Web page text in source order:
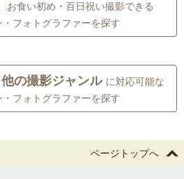
お食い初め・百日祝い撮影できる
フォトグラファーを探す
他の撮影ジャンル に対応可能な
フォトグラファーを探す
ページトップへ